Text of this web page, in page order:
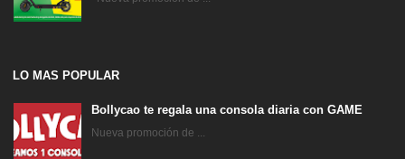
LO MAS POPULAR
Bollycao te regala una consola diaria con GAME
Nueva promoción de ...